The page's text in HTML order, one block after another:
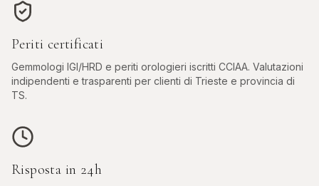
Periti certificati
Gemmologi IGI/HRD e periti orologieri iscritti CCIAA. Valutazioni
indipendenti e trasparenti per clienti di Trieste e provincia di
TS.
Risposta in 24h